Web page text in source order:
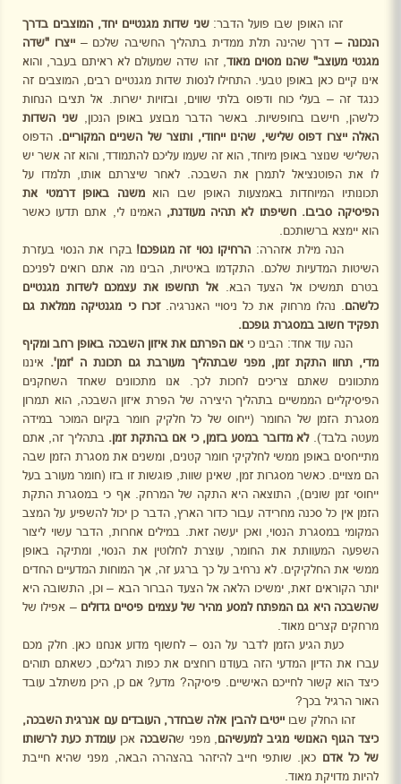
זהו האופן שבו פועל הדבר: שני שדות מגנטיים יחד, המוצבים בדרך
הנכונה – דרך שהינה תלת ממדית בתהליך החשיבה שלכם –ייצרו "שדה
מגנטי מעוצב" שהנו מסוים מאוד , זהו שדה שמעולם לא ראיתם בעבר, והוא
אינו קיים כאן באופן טבעי. התחילו לנסות שדות מגנטיים רבים, המוצבים זה
כנגד זה – בעלי כוח ודפוס בלתי שווים, ובזויות ישרות. אל תציבו הנחות
כלשהן, חישבו בחופשיות. באשר הדבר מבוצע באופן הנכון, שני השדות
האלה ייצרו דפוס שלישי, שהינו ייחודי, ותוצר של השניים המקוריים. הדפוס
השלישי שנוצר באופן מיוחד, הוא זה שעמו עליכם להתמודד, והוא זה אשר יש
לו את הפוטנציאל לתמרן את השבכה. לאחר שיצרתם אותו, תלמדו על
תכונותיו המיוחדות באמצעות האופן שבו הואמשנה באופן דרמטי את
הפיסיקה סביבו. חשיפתו לא תהיה מעודנת,האמינו לי,
אתם תדעו כאשר
הוא יימצא ברשותכם.
הנה מילת אזהרה: הרחיקו נסוי זה מגופכם! בקרו את הנסוי בעזרת
השיטות המדעיות שלכם. התקדמו באיטיות, הבינו מה אתם רואים לפניכם
בטרם תמשיכו אל הצעד הבא. אל תחשפו את עצמכם לשדות מגנטיים
כלשהם . נהלו מרחוק את כל ניסויי האנרגיה.זכרו כי מגנטיקה ממלאת גם
תפקיד חשוב במסגרת גופכם.
הנה עוד אחד: הבינו כי אם הפרתם את איזון השבכה באופן רחב ומקיף
מדי, תחוו התקת זמן, מפני שבתהליך מעורבת גם תכונת ה 'זמן'. איננו
מתכוונים שאתם צריכים לחכות לכך. אנו מתכוונים שאחד השחקנים
הפיסיקליים הממשיים בתהליך היצירה של הפרת איזון השבכה, הוא תמרון
מסגרת הזמן של החומר (ייחוס של כל חלקיק חומר בקיום המוכר במידה
מעטה בלבד).לא מדובר במסע בזמן, כי אם בהתקת זמן. בתהליך זה, אתם
מתייחסים באופן ממשי לחלקיקי חומר קטנים, ומשנים את מסגרת הזמן שבה
הם מצויים. כאשר מסגרות זמן, שאינן שוות, פוגשות זו בזו (חומר מעורב בעל
ייחוסי זמן שונים), התוצאה היא התקה של המרחק. אף כי במסגרת התקת
הזמן אין כל סכנה מחרידה עבור כדור הארץ, הדבר כן יכול להשפיע על המצב
המקומי במסגרת הנסוי, ואכן יעשה זאת. במילים אחרות, הדבר עשוי ליצור
השפעה המעוותת את החומר, עוצרת לחלוטין את הנסוי, ומתיקה באופן
ממשי את החלקיקים. לא נרחיב על כך ברגע זה, אך המוחות המדעיים החדים
יותר הקוראים זאת, ימשיכו הלאה אל הצעד הברור הבא – וכן, התשובה היא
שהשבכה היא גם המפתח למסע מהיר של עצמים פיסיים גדולים – אפילו של
מרחקים קצרים מאוד.
כעת הגיע הזמן לדבר על הנס – לחשוף מדוע אנחנו כאן. חלק מכם
עברו את הדיון המדעי הזה בעודנו רוחצים את כפות רגליכם, כשאתם תוהים
כיצד הוא קשור לחייכם האישיים. פיסיקה? מדע? אם כן, היכן משתלב עובד
האור הרגיל בכך?
זהו החלק שבוייטיבו להבין אלה שבחדר, העובדים עם אנרגית השבכה,
כיצד הגוף האנושי מגיב למעשיהם , מפני שהשבכה אכןעומדת כעת לרשותו
של כל אדם כאן. שותפי חייב להיזהר בהצהרה הבאה, מפני שהיא חייבת
להיות מדויקת מאוד.